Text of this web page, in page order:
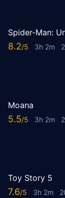
Spider-Man:
8.2 3h 2m
Moana
5.5 3h 2m
Toy Story 5
7.6 3h 2m